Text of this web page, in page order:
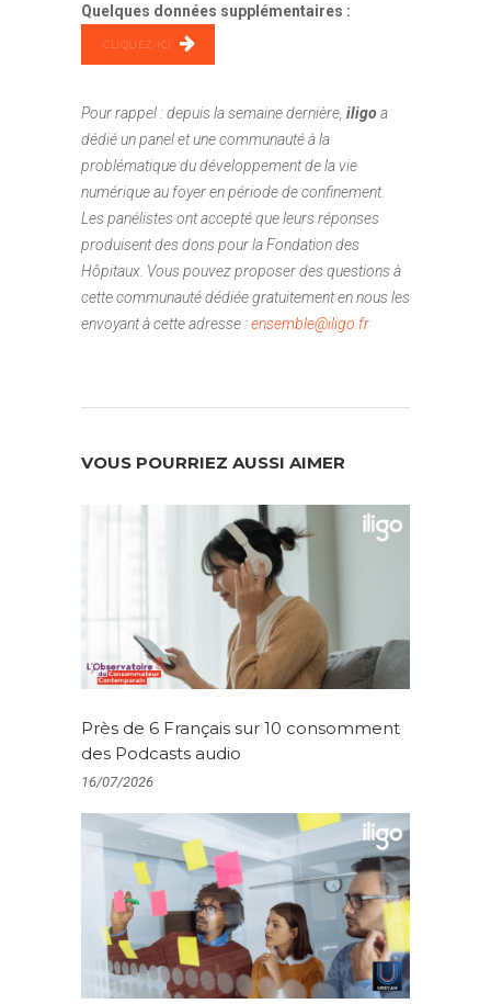
Quelques données supplémentaires :
CLIQUEZ-ICI
Pour rappel : depuis la semaine dernière, iligoa
dédié un panel et une communauté à la
problématique du développement de la vie
numérique au foyer en période de confinement.
Les panélistes ont accepté que leurs réponses
produisent des dons pour la Fondation des
Hôpitaux. Vous pouvez proposer des questions à
cette communauté dédiée gratuitement en nous les
envoyant à cette adresse :ensemble@iligo.fr
VOUS POURRIEZ AUSSI AIMER
Près de 6 Français sur 10 consomment
des Podcasts audio
16/07/2026